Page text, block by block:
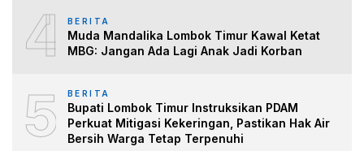
4 BERITA
Muda Mandalika Lombok Timur Kawal Ketat
MBG: Jangan Ada Lagi Anak Jadi Korban
5 BERITA
Bupati Lombok Timur Instruksikan PDAM
Perkuat Mitigasi Kekeringan, Pastikan Hak Air
Bersih Warga Tetap Terpenuhi